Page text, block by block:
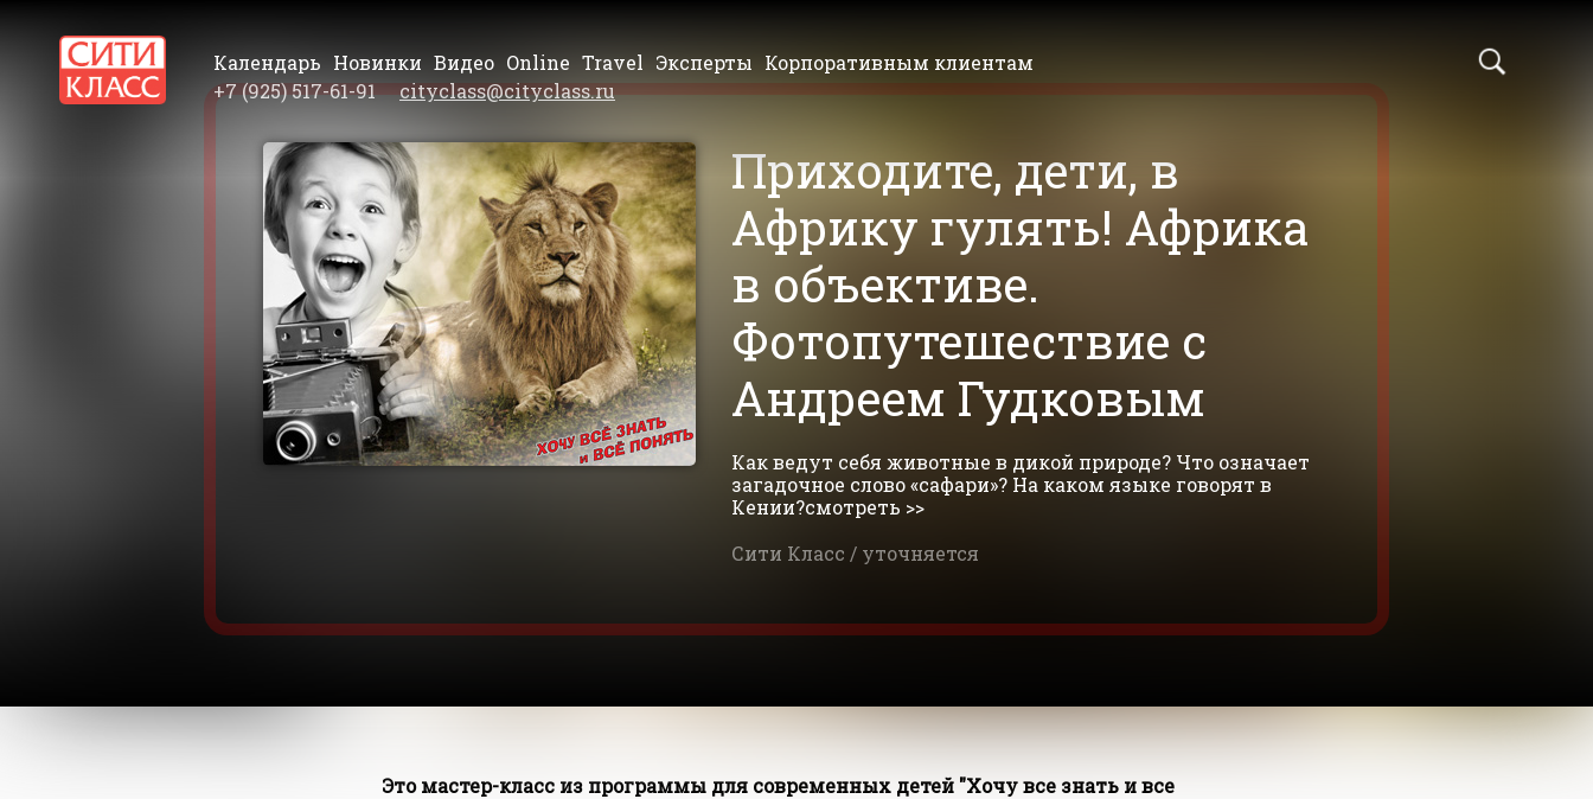
Календарь Новинки Видео Online Travel Эксперты Корпоративным клиентам
+7 (925) 517-61-91
cityclass@cityclass.ru
Приходите, дети, в
Африку гулять! Африка
в объективе.
Фотопутешествие с
Андреем Гудковым
Как ведут себя животные в дикой природе? Что означает
загадочное слово «сафари»? На каком языке говорят в
Кении?смотреть >>
Сити Класс / уточняется
Это мастер-класс из программы для современных детей "Хочу все знать и все